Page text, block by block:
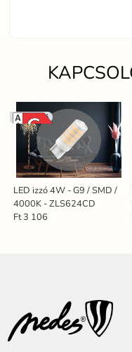
LED izzó 4W - G9 / SMD /
4000K - ZLS624CD
Dimmelhető
Ft 3 106